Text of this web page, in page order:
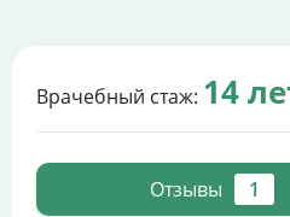
Врачебный стаж: 14
Отзывы 1